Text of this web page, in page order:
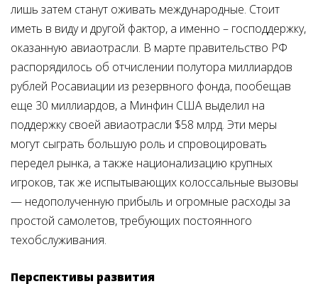
лишь затем станут оживать международные. Стоит
иметь в виду и другой фактор, а именно – господдержку,
оказанную авиаотрасли. В марте правительство РФ
распорядилось об отчислении полутора миллиардов
рублей Росавиации из резервного фонда, пообещав
еще 30 миллиардов, а Минфин США выделил на
поддержку своей авиаотрасли $58 млрд. Эти меры
могут сыграть большую роль и спровоцировать
передел рынка, а также национализацию крупных
игроков, так же испытывающих колоссальные вызовы
— недополученную прибыль и огромные расходы за
простой самолетов, требующих постоянного
техобслуживания.
Перспективы развития